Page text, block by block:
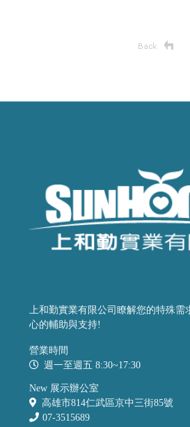
上和勤實業有限公司瞭解您的特殊需
心的輔助與支持!
營業時間
週一至週五 8:30~17:30
New 展示辦公室
高雄市814仁武區京中三街85號
07-3515689